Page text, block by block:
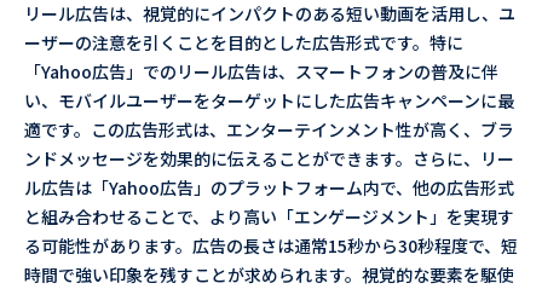
リール広告は、視覚的にインパクトのある短い動画を活用し、ユ
ーザーの注意を引くことを目的とした広告形式です。特に
「Yahoo広告」でのリール広告は、スマートフォンの普及に伴
い、モバイルユーザーをターゲットにした広告キャンペーンに最
適です。この広告形式は、エンターテインメント性が高く、ブラ
ンドメッセージを効果的に伝えることができます。さらに、リー
ル広告は「Yahoo広告」のプラットフォーム内で、他の広告形式
と組み合わせることで、より高い「エンゲージメント」を実現す
る可能性があります。広告の長さは通常15秒から30秒程度で、短
時間で強い印象を残すことが求められます。視覚的な要素を駆使